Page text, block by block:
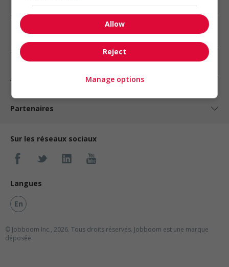
Emplois par type
Nos suggestions
À propos
Partenaires
Sur les réseaux sociaux
Langues
En
© Jobboom Inc., 2026. Tous droits réservés. Jobboom est une marque
déposée.
Allow
Reject
Manage options